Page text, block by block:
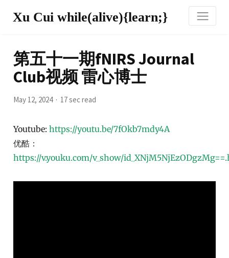
Xu Cui while(alive){learn;}
第五十一期fNIRS Journal
Club视频 雷心博士
May 12, 2024 17 sec read
Youtube:https://youtu.be/7fOkb7mdy4A
优酷：
https://v.youku.com/v_show/